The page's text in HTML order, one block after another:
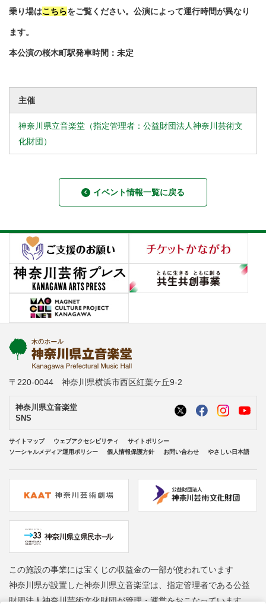
乗り場はこちらをご覧ください。公演によって運行時間が異なり
ます。
本公演の桜木町駅発車時間：未定
主催
神奈川県立音楽堂（指定管理者：公益財団法人神奈川芸術文
化財団）
イベント情報一覧に戻る
〒220-0044 神奈川県横浜市西区紅葉ケ丘9-2
神奈川県立音楽堂
SNS
サイトマップ ウェブアクセシビリティ
サイトポリシー
ソーシャルメディア運用ポリシー
個人情報保護方針 お問い合わせ やさしい日本語
この施設の事業には宝くじの収益金の一部が使われています
神奈川県が設置した神奈川県立音楽堂は、指定管理者である公益
財団法人神奈川芸術文化財団が管理・運営をおこなっています